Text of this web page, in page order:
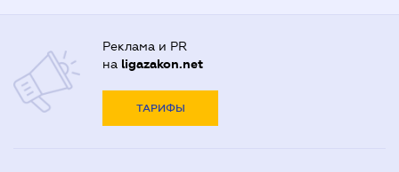
Реклама и PR
на ligazakon.net
ТАРИФЫ